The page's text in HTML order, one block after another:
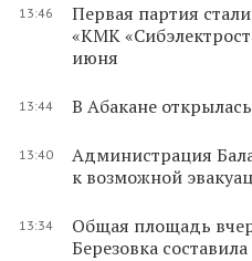
13:46
Первая партия
«КМК
июня
13:44 В Абакане
13:40
Администрация
к возможной
13:34
Общая площадь
Березовка